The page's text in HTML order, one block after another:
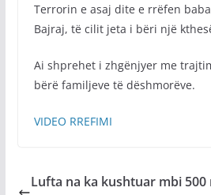
Terrorin e asaj dite e rrëfen
Bajraj, të cilit jeta i bëri një
Ai shprehet i zhgënjyer me
bërë familjeve të dëshmorëve.
VIDEO RREFIMI
Lufta na ka kushtuar mbi